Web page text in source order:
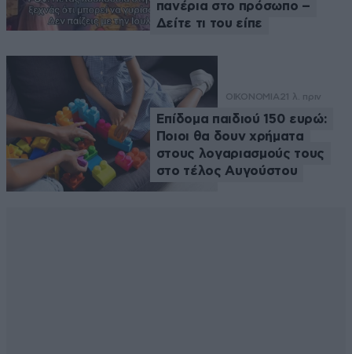
πανέρια στο πρόσωπο –
Δείτε τι του είπε
ΟΙΚΟΝΟΜΙΑ21 λ. πριν
Επίδομα παιδιού 150 ευρώ:
Ποιοι θα δουν χρήματα
στους λογαριασμούς τους
στο τέλος Αυγούστου